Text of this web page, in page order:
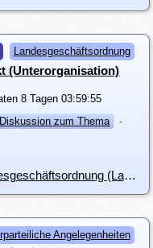
Landesgeschäftsordnung
(Unterorganisation)
8 Tagen 03:59:55
Diskussion zum Thema
·
i2750: Entfernung von §10 der Landesgeschäftsordnung (Landesgeschäftsführung)
Angelegenheiten